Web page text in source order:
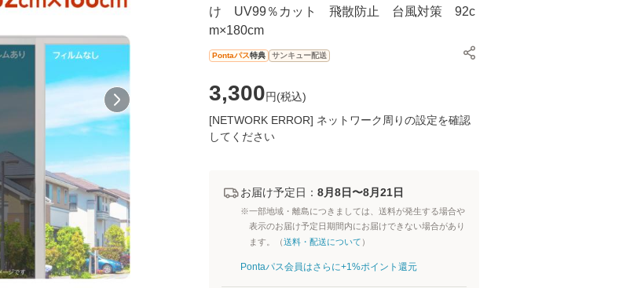
け UV99％カット 飛散防止 台風対策 92c
m×180cm
Pontaパス特典 サンキュー配送
3,300円(税込)
[NETWORK ERROR] ネットワーク周りの設定を確認
してください
お届け予定日： 8月8日〜8月21日
※一部地域・離島につきましては、送料が発生する場合や
表示のお届け予定日期間内にお届けできない場合があり
ます。（送料・配送について ）
Pontaパス会員はさらに+1%ポイント還元